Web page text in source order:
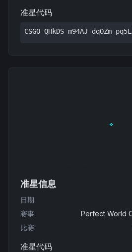
准星代码
CSGO-QHkDS-m94AJ-dqOZm-
准星信息
日期:
赛事:
Perfect World
比赛:
准星代码